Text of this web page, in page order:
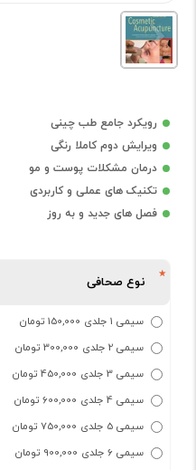
رویکرد جامع طب چینی
ویرایش دوم کاملا رنگی
درمان مشکلات پوست و مو
تکنیک های عملی و کاربردی
فصل های جدید و به روز
نوع صحافی
سیمی 1 جلدی 150,000 تومان
سیمی 2 جلدی 300,000 تومان
سیمی 3 جلدی 450,000 تومان
سیمی 4 جلدی 600,000 تومان
سیمی 5 جلدی 750,000 تومان
سیمی 6 جلدی 900,000 تومان